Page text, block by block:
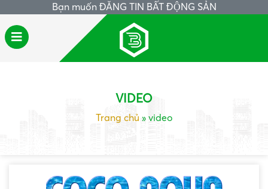
Bạn muốn ĐĂNG TIN BẤT ĐỘNG SẢN
VIDEO
Trang chủ » video